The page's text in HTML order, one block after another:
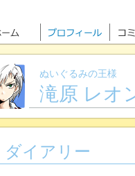
ぬいぐるみの王様
滝原 レオ
ダイアリー